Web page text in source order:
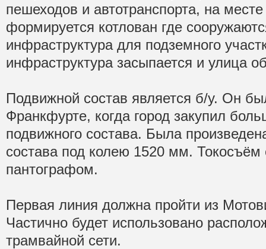
пешеходов и автотранспорта, на
формируется котлован где
инфраструктура для подземного
инфраструктура засыпается и улица
Подвижной состав является б/у. Он
Франкфурте, когда город закупил
подвижного состава. Была
состава под колею 1520 мм. Токосъём
пантографом.
Первая линия должна пройти из
Частично будет использовано
трамвайной сети.